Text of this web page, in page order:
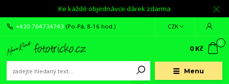
Ke každé objednávce dárek zdarma
Menu
CZK
+420 704734743 (Po-Pá, 8-16 hod.)
0
0 Kč